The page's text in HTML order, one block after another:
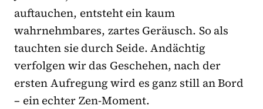
auftauchen, entsteht ein kaum
wahrnehmbares, zartes Geräusch. So als
tauchten sie durch Seide. Andächtig
verfolgen wir das Geschehen, nach der
ersten Aufregung wird es ganz still an Bord
– ein echter Zen-Moment.